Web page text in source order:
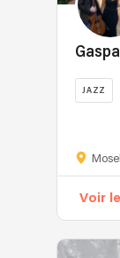
JAZZ
Voir